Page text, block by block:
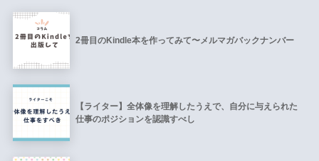
2冊目のKindle本を作ってみて〜メルマガバックナンバー
【ライター】全体像を理解したうえで、自分に与えられた
仕事のポジションを認識すべし